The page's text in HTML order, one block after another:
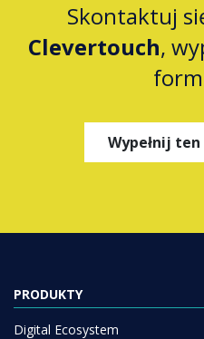
Skontaktuj
Clevertouch,
Wypełnij
PRODUKTY
Digital Ecosystem